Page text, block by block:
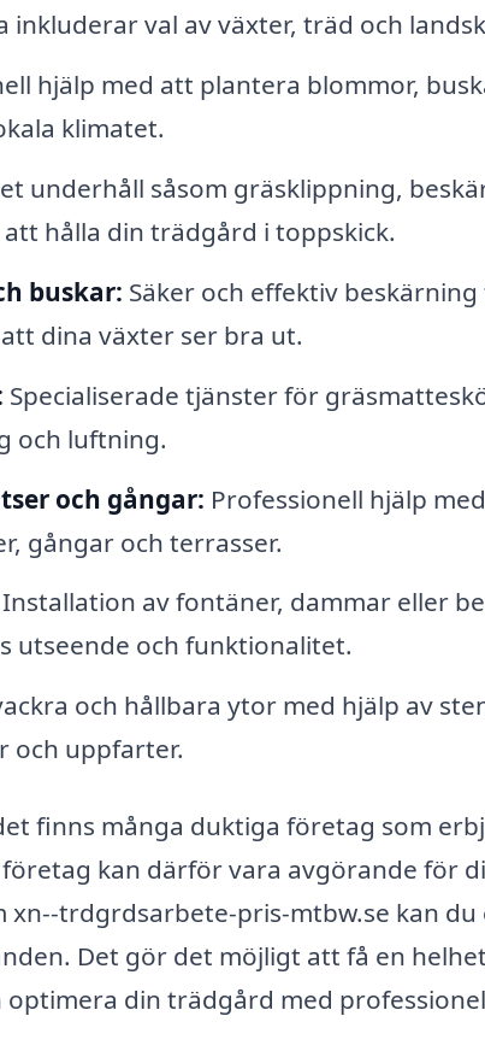
inkluderar val av växter, träd och
hjälp med att plantera blommor,
klimatet.
underhåll såsom gräsklippning,
hålla din trädgård i toppskick.
buskar: Säker och effektiv
dina växter ser bra ut.
Specialiserade tjänster för
och luftning.
och gångar: Professionell hjälp
gångar och terrasser.
Installation av fontäner, dammar eller
utseende och funktionalitet.
och hållbara ytor med hjälp av
och uppfarter.
finns många duktiga företag som
kan därför vara avgörande för
xn--trdgrdsarbete-pris-mtbw.se kan du
Det gör det möjligt att få en
din trädgård med